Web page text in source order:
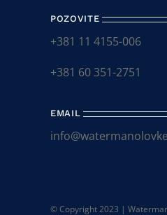
POZOVITE
+381 11 4155-006
+381 60 351-2751
EMAIL
© Copyright 2023 |